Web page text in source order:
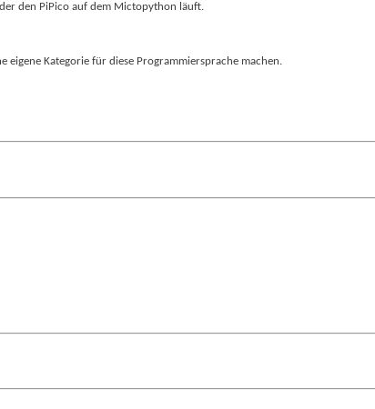
den PiPico auf dem Mictopython läuft.
Kategorie für diese Programmiersprache machen.